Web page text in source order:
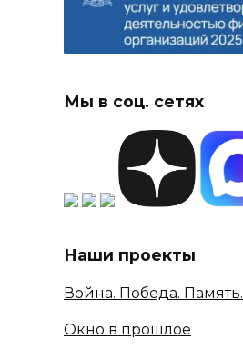
Мы в соц. сетях
Наши проекты
Война. Победа. Память.
Окно в прошлое